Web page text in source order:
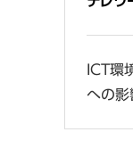
ICT環
への影